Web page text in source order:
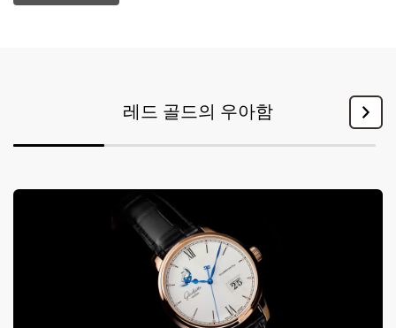
레드 골드의 우아함